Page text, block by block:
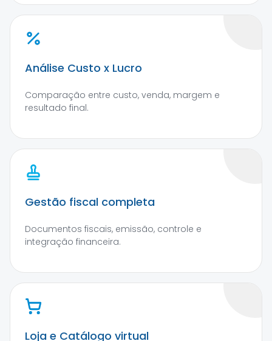
Análise Custo x Lucro
Comparação entre custo, venda, margem e
resultado final.
Gestão fiscal completa
Documentos fiscais, emissão, controle e
integração financeira.
Loja e Catálogo virtual